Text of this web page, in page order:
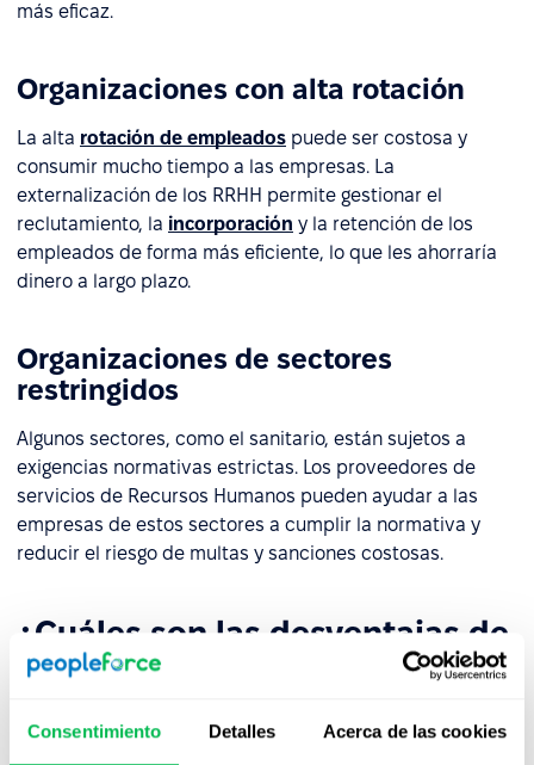
Consentimiento Detalles Acerca de las cookies
más eficaz.
Organizaciones con alta rotación
La alta rotación de empleados puede ser costosa y
consumir mucho tiempo a las empresas. La
externalización de los RRHH permite gestionar el
reclutamiento, la incorporación y la retención de los
empleados de forma más eficiente, lo que les ahorraría
dinero a largo plazo.
Organizaciones de sectores
restringidos
Algunos sectores, como el sanitario, están sujetos a
exigencias normativas estrictas. Los proveedores de
servicios de Recursos Humanos pueden ayudar a las
empresas de estos sectores a cumplir la normativa y
reducir el riesgo de multas y sanciones costosas.
¿Cuáles son las desventajas de
externalizar los recursos